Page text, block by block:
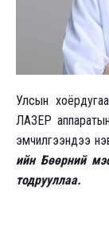
Улсын
ЛАЗЕР
эмчилгээндээ
ийн Бөөрний
тодрууллаа.